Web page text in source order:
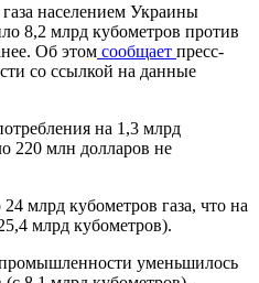
населением Украины
8,2 млрд кубометров против
Об этом сообщает пресс-
со ссылкой на данные
на 1,3 млрд
220 млн долларов не
млрд кубометров газа, что на
млрд кубометров).
уменьшилось